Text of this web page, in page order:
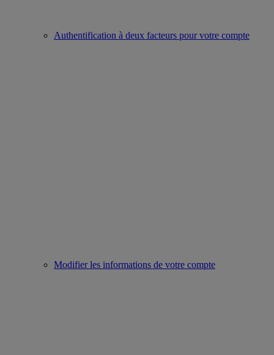
Authentification à deux facteurs pour votre compte
Modifier les informations de votre compte